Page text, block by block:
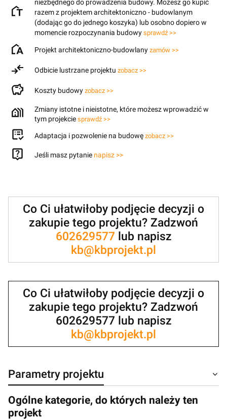
niezbędnego do prowadzenia budowy. Możesz go kupić
razem z projektem architektoniczno - budowlanym
(dodając go do jednego koszyka) lub osobno dopiero w
momencie rozpoczynania budowy sprawdź >>
Projekt architektoniczno-budowlany zamów >>
Odbicie lustrzane projektu zobacz >>
Koszty budowy zobacz >>
Zmiany istotne i nieistotne, które możesz wprowadzić w
tym projekcie sprawdź >>
Adaptacja i pozwolenie na budowę zobacz >>
Jeśli masz pytanie napisz >>
Co Ci ułatwiłoby podjęcie decyzji o
zakupie tego projektu? Zadzwoń
602629577lub napisz
kb@kbprojekt.pl
Co Ci ułatwiłoby podjęcie decyzji o
zakupie tego projektu? Zadzwoń
602629577 lub napisz
kb@kbprojekt.pl
Parametry projektu
Ogólne kategorie, do których należy ten
projekt